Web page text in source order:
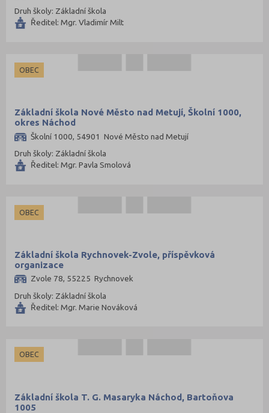
Druh školy: Základní škola
Ředitel: Mgr. Vladimír Milt
OBEC
Základní škola Nové Město nad Metují, Školní 1000,
okres Náchod
Školní 1000, 54901 Nové Město nad Metují
Druh školy: Základní škola
Ředitel: Mgr. Pavla Smolová
OBEC
Základní škola Rychnovek-Zvole, příspěvková
organizace
Zvole 78, 55225 Rychnovek
Druh školy: Základní škola
Ředitel: Mgr. Marie Nováková
OBEC
Základní škola T. G. Masaryka Náchod, Bartoňova
1005